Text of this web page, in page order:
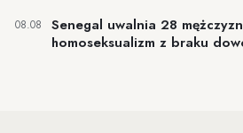
08.08
Senegal uwalnia 28
homoseksualizm z braku